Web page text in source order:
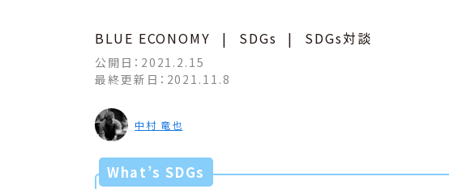
BLUE ECONOMY | SDGs | SDGs対談
公開日： 2021.2.15
最終更新日： 2021.11.8
中村 竜也
What’s SDGs